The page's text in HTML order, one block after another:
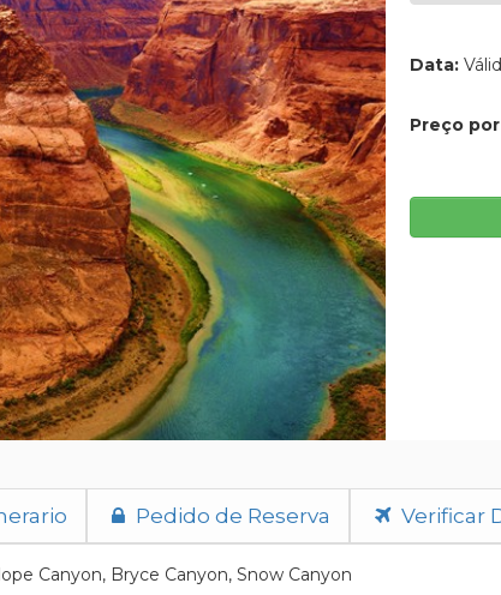
Data:
Preço
Pedido de Reserva Verificar
Canyon, Bryce Canyon, Snow Canyon